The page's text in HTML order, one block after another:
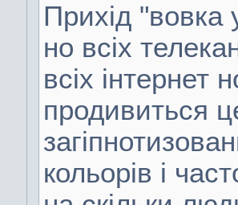
Прихід "вовка
но всіх
всіх інтернет
продивиться
кольорів і